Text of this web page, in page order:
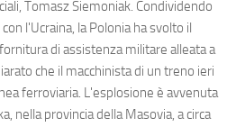
Tomasz Siemoniak. Condividendo
l'Ucraina, la Polonia ha svolto il
di assistenza militare alleata a
che il macchinista di un treno ieri
ferroviaria. L'esplosione è avvenuta
nella provincia della Masovia, a circa